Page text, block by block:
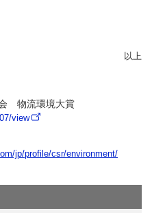
以上
物流環境大賞
view
jp/profile/csr/environment/